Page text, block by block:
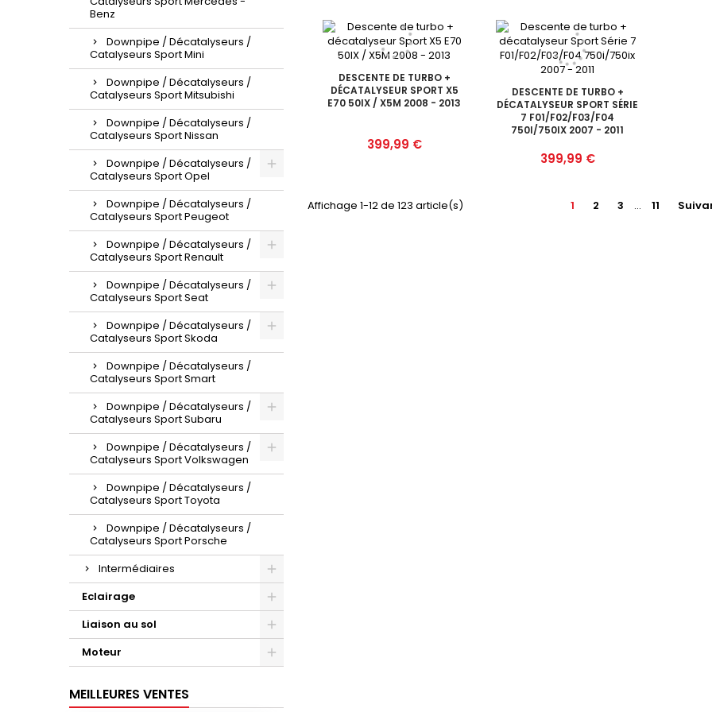
Benz
Downpipe / Décatalyseurs /
Catalyseurs Sport Mini
Downpipe / Décatalyseurs /
Catalyseurs Sport Mitsubishi
Downpipe / Décatalyseurs /
Catalyseurs Sport Nissan
Downpipe / Décatalyseurs /
Catalyseurs Sport Opel
Downpipe / Décatalyseurs /
Catalyseurs Sport Peugeot
Downpipe / Décatalyseurs /
Catalyseurs Sport Renault
Downpipe / Décatalyseurs /
Catalyseurs Sport Seat
Downpipe / Décatalyseurs /
Catalyseurs Sport Skoda
Downpipe / Décatalyseurs /
Catalyseurs Sport Smart
Downpipe / Décatalyseurs /
Catalyseurs Sport Subaru
Downpipe / Décatalyseurs /
Catalyseurs Sport Volkswagen
Downpipe / Décatalyseurs /
Catalyseurs Sport Toyota
Downpipe / Décatalyseurs /
Catalyseurs Sport Porsche
Intermédiaires
Eclairage
Liaison au sol
Moteur
MEILLEURES VENTES
DESCENTE DE TURBO +
DÉCATALYSEUR SPORT X5
E70 50IX / X5M 2008 - 2013
Prix
399,99 €
DESCENTE DE TURBO +
DÉCATALYSEUR SPORT SÉRIE
7 F01/F02/F03/F04
750I/750IX 2007 - 2011
Prix
399,99 €
Affichage 1-12 de 123 article(s) 1 2 3 … 11